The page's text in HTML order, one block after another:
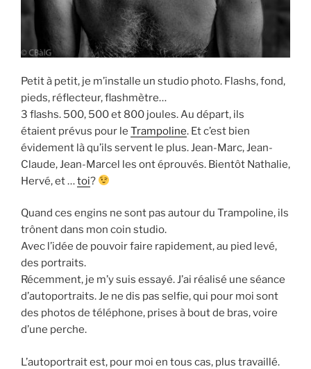
Petit à petit, je m’installe un studio photo. Flashs, fond,
pieds, réflecteur, flashmètre…
3 flashs. 500, 500 et 800 joules. Au départ, ils
étaient prévus pour le Trampoline. Et c’est bien
évidement là qu’ils servent le plus. Jean-Marc, Jean-
Claude, Jean-Marcel les ont éprouvés. Bientôt Nathalie,
Hervé, et …toi?
Quand ces engins ne sont pas autour du Trampoline, ils
trônent dans mon coin studio.
Avec l’idée de pouvoir faire rapidement, au pied levé,
des portraits.
Récemment, je m’y suis essayé. J’ai réalisé une séance
d’autoportraits. Je ne dis pas selfie, qui pour moi sont
des photos de téléphone, prises à bout de bras, voire
d’une perche.
L’autoportrait est, pour moi en tous cas, plus travaillé.